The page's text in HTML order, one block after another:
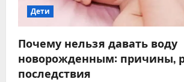
Дети
Почему нельзя давать воду
новорожденным: причины,
последствия